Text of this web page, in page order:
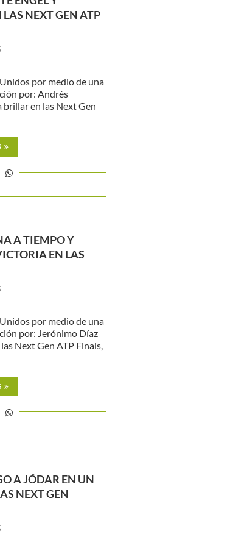
NEXT GEN ATP
por medio de una
por: Andrés
en las Next Gen
A TIEMPO Y
EN LAS
por medio de una
por: Jerónimo Díaz
Next Gen ATP Finals,
A JÓDAR EN UN
NEXT GEN